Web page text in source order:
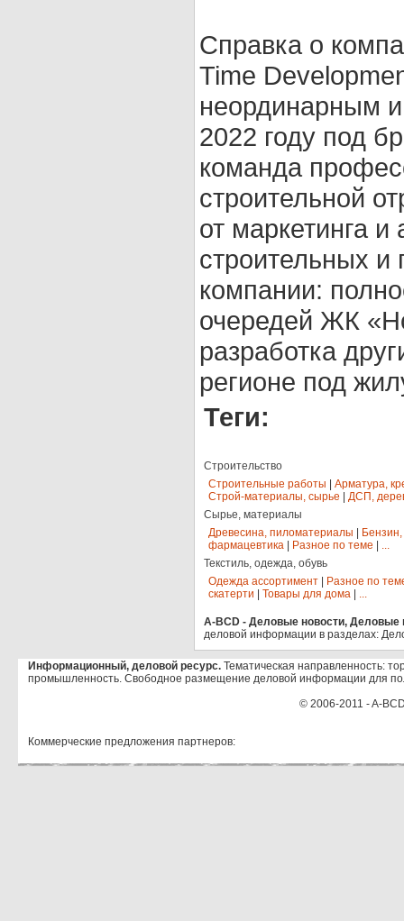
Справка о
Time
неординарным
2022 году под
команда
строительной
от маркетинга
строительных и
компании:
очередей ЖК
разработка
регионе под
Теги:
Строительство
Строительные работы
Арматура,
Строй-материалы, сырье
ДСП,
Сырье, материалы
Древесина, пиломатериалы
фармацевтика
Разное по теме
...
Текстиль, одежда, обувь
Одежда ассортимент
Разное по
скатерти
Товары для дома ...
A-BCD - Деловые новости, Деловые
деловой информации в разделах:
Информационный, деловой ресурс. Тематическая направленность:
промышленность. Свободное размещение деловой информации для
© 2006-2011 - A-
Коммерческие предложения партнеров: